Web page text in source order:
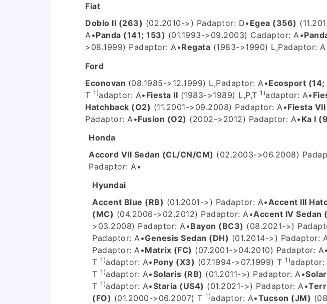
Fiat
Doblo II (263) (02.2010->) Padaptor: D• Egea (356)
A •Panda (141; 153) (01.1993->09.2003) Cadaptor: A •
>08.1999) Padaptor: A •Regata (1983->1990) L,Padaptor: A
Ford
Econovan (08.1985->12.1999) L,Padaptor: A •Ecosport (14;
T 1)adaptor: A• Fiesta II (1983->1989) L,P,T 1)adaptor: A•
Hatchback (O2) (11.2001->09.2008) Padaptor: A •Fiesta
Padaptor: A •Fusion (O2) (2002->2012) Padaptor: A• Ka I
Honda
Accord VII Sedan (CL/CN/CM) (02.2003->06.2008) P
Padaptor: A •
Hyundai
Accent Blue (RB) (01.2001->) Padaptor: A• Accent III
(MC) (04.2006->02.2012) Padaptor: A •Accent IV Sedan
>03.2008) Padaptor: A •Bayon (BC3) (08.2021->) P
Padaptor: A •Genesis Sedan (DH) (01.2014->) Padaptor:
Padaptor: A •Matrix (FC) (07.2001->04.2010) Padaptor: A•
T 1)adaptor: A• Pony (X3) (07.1994->07.1999) T 1)adaptor:
T 1)adaptor: A•Solaris (RB) (01.2011->) Padaptor: A •
T 1)adaptor: A•Staria (US4) (01.2021->) Padaptor: A •
(FO) (01.2000->06.2007) T 1)adaptor: A•Tucson (JM)